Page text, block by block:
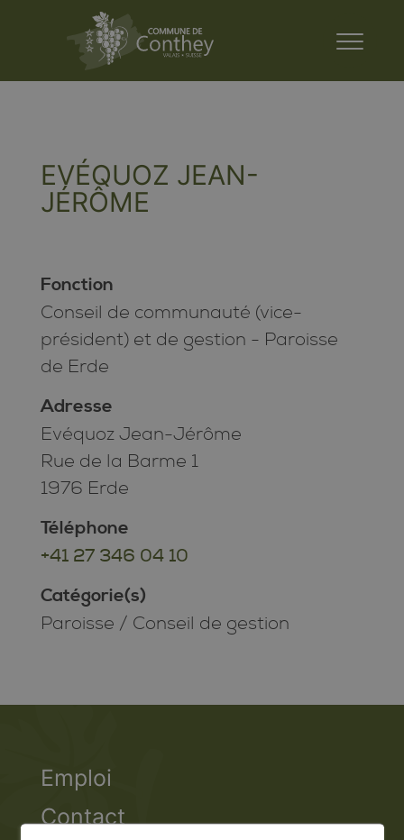
EVÉQUOZ JEAN-
JÉRÔME
Fonction
Conseil de communauté (vice-
président) et de gestion - Paroisse
de Erde
Adresse
Evéquoz Jean-Jérôme
Rue de la Barme 1
1976 Erde
Téléphone
+41 27 346 04 10
Catégorie(s)
Paroisse / Conseil de gestion
Emploi
Contact